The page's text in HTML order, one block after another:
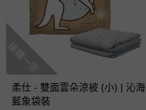
搶購一空
柔仕 - 雙面雲朵涼被 (小) | 沁海
藍象袋裝